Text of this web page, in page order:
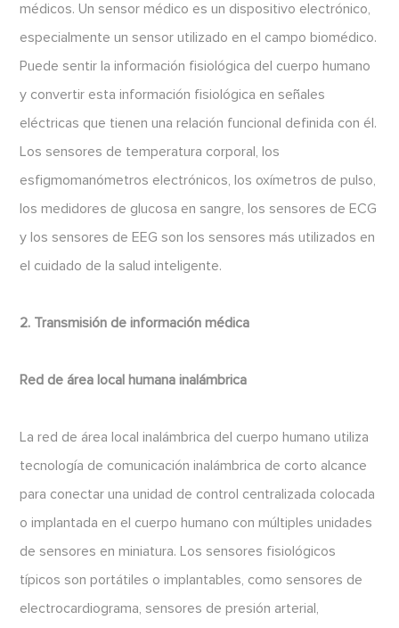
médicos. Un sensor médico es un dispositivo electrónico,
especialmente un sensor utilizado en el campo biomédico.
Puede sentir la información fisiológica del cuerpo humano
y convertir esta información fisiológica en señales
eléctricas que tienen una relación funcional definida con él.
Los sensores de temperatura corporal, los
esfigmomanómetros electrónicos, los oxímetros de pulso,
los medidores de glucosa en sangre, los sensores de ECG
y los sensores de EEG son los sensores más utilizados en
el cuidado de la salud inteligente.
2. Transmisión de información médica
Red de área local humana inalámbrica
La red de área local inalámbrica del cuerpo humano utiliza
tecnología de comunicación inalámbrica de corto alcance
para conectar una unidad de control centralizada colocada
o implantada en el cuerpo humano con múltiples unidades
de sensores en miniatura. Los sensores fisiológicos
típicos son portátiles o implantables, como sensores de
electrocardiograma, sensores de presión arterial,